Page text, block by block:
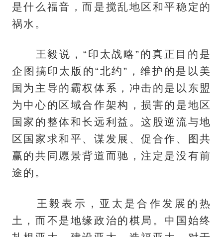
是什么福音，而是搅乱地区和平稳定的
祸水。
王毅说，“印太战略”的真正目的是
企图搞印太版的“北约”，维护的是以美
国为主导的霸权体系，冲击的是以东盟
为中心的区域合作架构，损害的是地区
国家的整体和长远利益。这股逆流与地
区国家求和平、谋发展、促合作、图共
赢的共同愿景背道而驰，注定是没有前
途的。
王毅表示，亚太是合作发展的热
土，而不是地缘政治的棋局。中国始终